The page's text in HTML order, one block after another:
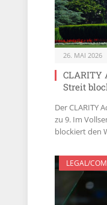
26. MAI 2026
CLARITY
Streit
Der CLARITY
zu 9. Im
blockiert den
LEGAL/